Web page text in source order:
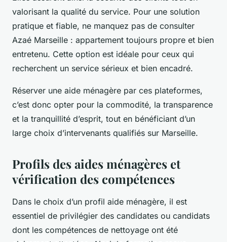
valorisant la qualité du service. Pour une solution
pratique et fiable, ne manquez pas de consulter
Azaé Marseille : appartement toujours propre et bien
entretenu. Cette option est idéale pour ceux qui
recherchent un service sérieux et bien encadré.
Réserver une aide ménagère par ces plateformes,
c’est donc opter pour la commodité, la transparence
et la tranquillité d’esprit, tout en bénéficiant d’un
large choix d’intervenants qualifiés sur Marseille.
Profils des aides ménagères et
vérification des compétences
Dans le choix d’un profil aide ménagère, il est
essentiel de privilégier des candidates ou candidats
dont les compétences de nettoyage ont été